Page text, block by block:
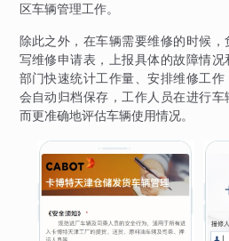
区车辆管理工作。
除此之外，在车辆需要维修的时候
写维修申请表，上报具体的故障情
部门快速统计工作量、安排维修工
会自动归档保存，工作人员在进行
而更准确地评估车辆使用情况。